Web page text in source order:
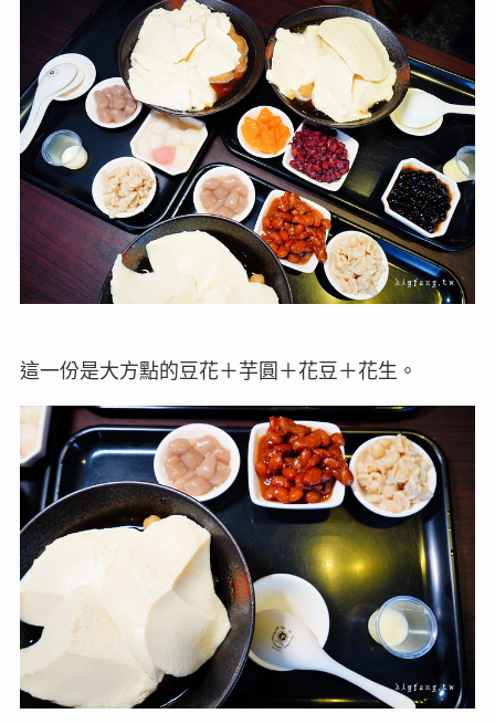
這一份是大方點的豆花＋芋圓＋花豆＋花生。